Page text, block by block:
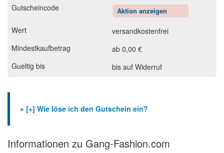
Aktion anzeigen
versandkostenfrei
ab 0,00 €
bis auf Widerruf
» [+] Wie löse ich den Gutschein ein?
Informationen zu Gang-Fashion.com